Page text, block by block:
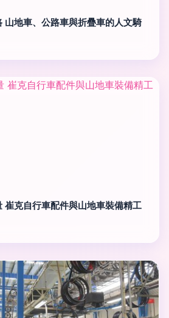
山地車、公路車與折疊車的人文騎
崔克自行車配件與山地車裝備精工